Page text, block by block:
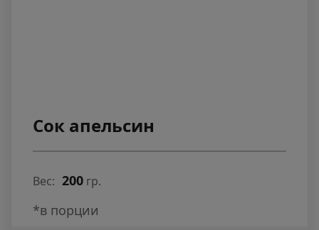
Сок апельсин
Вес: 200 гр.
*в порции